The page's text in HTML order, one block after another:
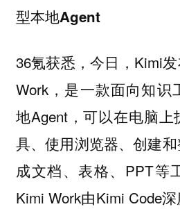
型本地Agent
36氪获悉，今日，Kimi
Work，是一款面向知识
地Agent，可以在电脑
具、使用浏览器、创建
成文档、表格、PPT等
Kimi Work由Kimi Code